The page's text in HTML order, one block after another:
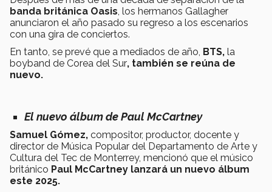
banda británica Oasis, los hermanos Gallagher
anunciaron el año pasado su regreso a los escenarios
con una gira de conciertos.
En tanto, se prevé que a mediados de año, BTS, la
boyband de Corea del Sur​​​, también se reúna de
nuevo.
El nuevo álbum de Paul McCartney
Samuel Gómez, compositor, productor, docente y
director de Música Popular del Departamento de Arte y
Cultura del Tec de Monterrey, mencionó que el músico
británico Paul McCartney lanzará un nuevo álbum
este 2025.